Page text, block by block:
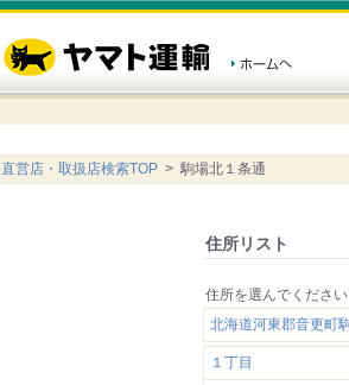
直営店・取扱店検索TOP > 駒場北１条通
住所リスト
住所を選んでください
北海道河東郡音更町
１丁目